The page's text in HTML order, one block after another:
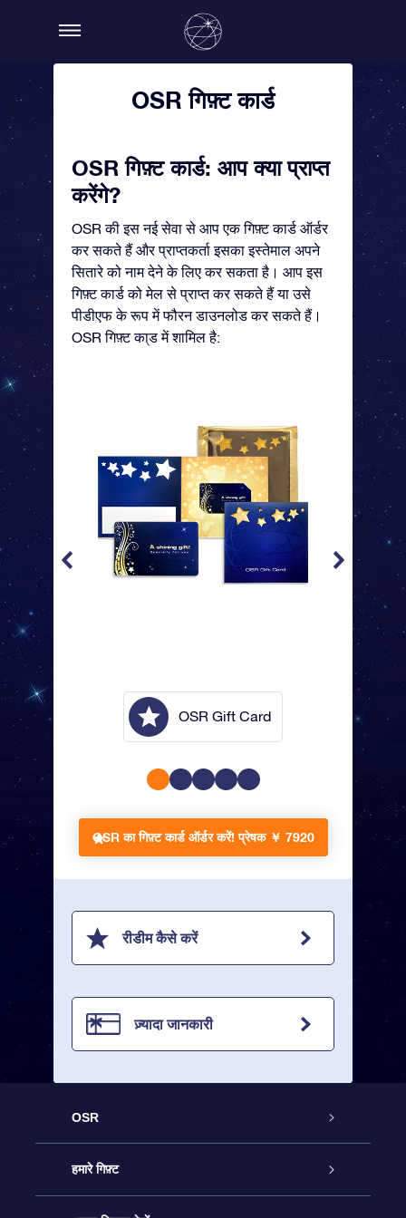
OSR गिफ़्ट कार्ड
OSR गिफ़्ट कार्ड: आप क्या प्राप्त
करेंगे?
OSR की इस नई सेवा से आप एक गिफ़्ट कार्ड ऑर्डर
कर सकते हैं और प्राप्तकर्ता इसका इस्तेमाल अपने
सितारे को नाम देने के लिए कर सकता है। आप इस
गिफ़्ट कार्ड को मेल से प्राप्त कर सकते हैं या उसे
पीडीएफ के रूप में फौरन डाउनलोड कर सकते हैं।
OSR गिफ़्ट का्ड में शामिल है:
OSR Gift Card
OSR का गिफ़्ट कार्ड ऑर्डर करें!प्रेषक ￥ 7920
रीडीम कैसे करें
ज़्यादा जानकारी
OSR
ग्राहक सेवा
हमारे गिफ़्ट